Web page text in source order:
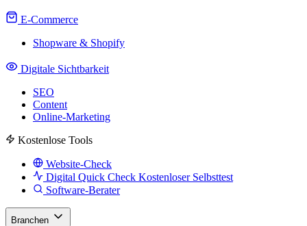
E-Commerce
Shopware & Shopify
Digitale Sichtbarkeit
SEO
Content
Online-Marketing
Kostenlose Tools
Website-Check
Digital Quick Check Kostenloser Selbsttest
Software-Berater
Branchen